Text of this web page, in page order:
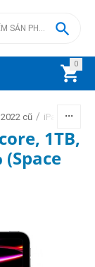
0


cũ / iPad Pro
1TB,